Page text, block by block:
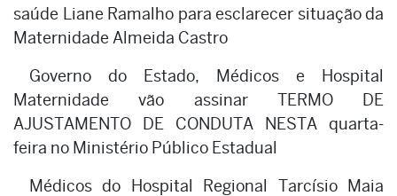
saúde Liane Ramalho para esclarecer situação da
Maternidade Almeida Castro
Governo do Estado, Médicos e Hospital
Maternidade vão assinar TERMO DE
AJUSTAMENTO DE CONDUTA NESTA quarta-
feira no Ministério Público Estadual
Médicos do Hospital Regional Tarcísio Maia